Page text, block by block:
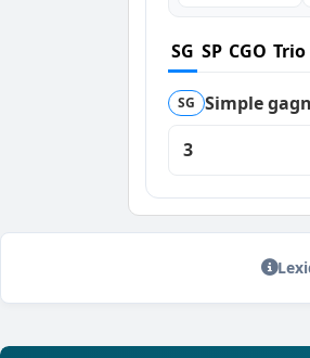
SG SP CGO
SG Simple
3